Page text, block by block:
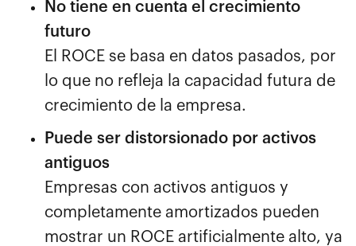
No tiene en cuenta el crecimiento
futuro
El ROCE se basa en datos pasados, por
lo que no refleja la capacidad futura de
crecimiento de la empresa.
Puede ser distorsionado por activos
antiguos
Empresas con activos antiguos y
completamente amortizados pueden
mostrar un ROCE artificialmente alto, ya